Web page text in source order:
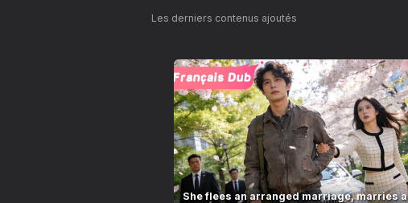
Les derniers contenus ajoutés
She flees an arranged marriage, marries a